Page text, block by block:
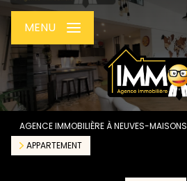
MENU
AGENCE IMMOBILIÈRE À NEUVES-MAISONS
APPARTEMENT